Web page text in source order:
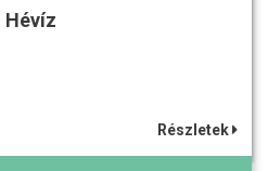
Hévíz
Részletek